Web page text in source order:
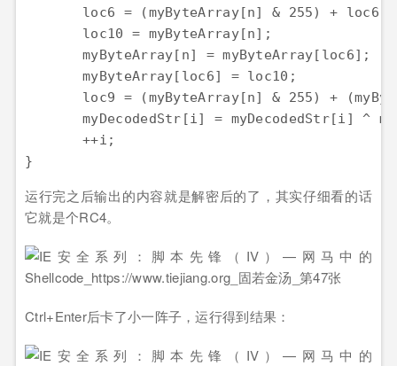
loc6 = (myByteArray[n] & 255) + loc6
       loc10 = myByteArray[n];
       myByteArray[n] = myByteArray[loc6];
       myByteArray[loc6] = loc10;
loc9 = (myByteArray[n] & 255) +
myDecodedStr[i] = myDecodedStr[i] ^
       ++i;
运行完之后输出的内容就是解密后的了，其实仔细看的话
它就是个RC4。
Ctrl+Enter后卡了小一阵子，运行得到结果：